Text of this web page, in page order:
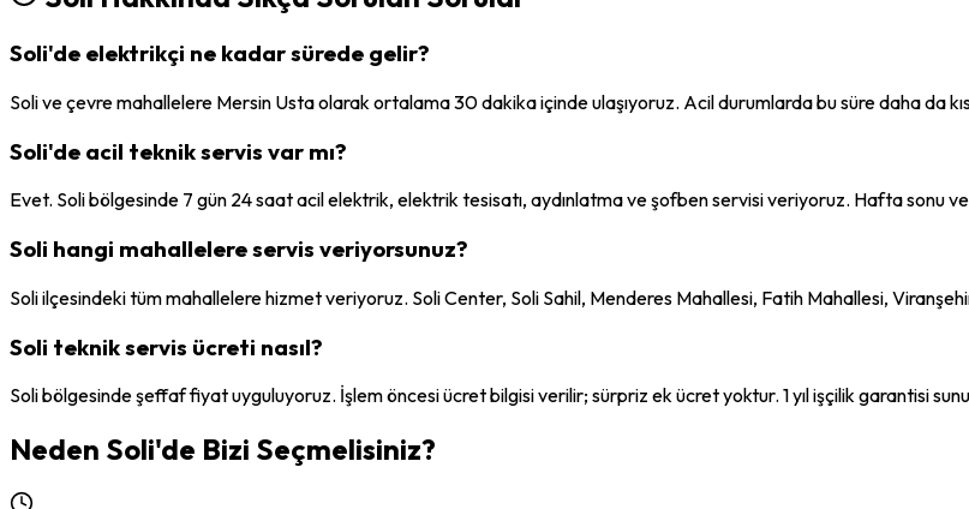
Soli'de elektrikçi ne kadar sürede gelir?
Soli ve çevre mahallelere Mersin Usta olarak ortalama 30 dakika içinde ulaşıyoruz. Acil durumlarda bu süre daha da
Soli'de acil teknik servis var mı?
Evet. Soli bölgesinde 7 gün 24 saat acil elektrik, elektrik tesisatı, aydınlatma ve şofben servisi veriyoruz. Hafta sonu
Soli hangi mahallelere servis veriyorsunuz?
Soli ilçesindeki tüm mahallelere hizmet veriyoruz. Soli Center, Soli Sahil, Menderes Mahallesi, Fatih Mahallesi,
Soli teknik servis ücreti nasıl?
Soli bölgesinde şeffaf fiyat uyguluyoruz. İşlem öncesi ücret bilgisi verilir; sürpriz ek ücret yoktur. 1 yıl işçilik garantisi
Neden Soli'de Bizi Seçmelisiniz?